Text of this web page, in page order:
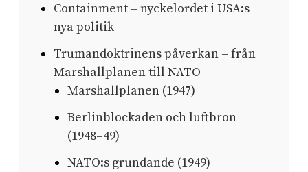
Containment – nyckelordet i USA:s
nya politik
Trumandoktrinens påverkan – från
Marshallplanen till NATO
Marshallplanen (1947)
Berlinblockaden och luftbron
(1948–49)
NATO:s grundande (1949)